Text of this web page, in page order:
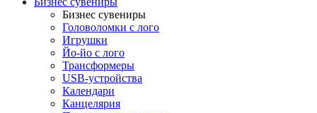
Бизнес сувениры
Головоломки с лого
Игрушки
Йо-йо с лого
Трансформеры
USB-устройства
Календари
Канцелярия